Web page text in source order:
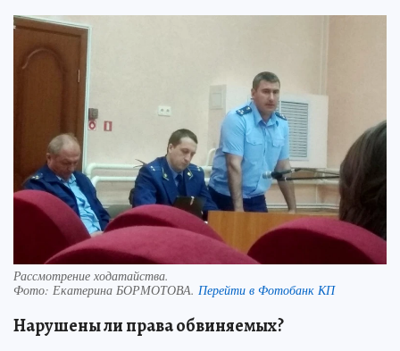
Рассмотрение ходатайства.
Фото: Екатерина БОРМОТОВА. Перейти в Фотобанк КП
Нарушены ли права обвиняемых?